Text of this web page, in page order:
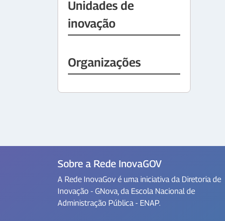
Unidades de
inovação
Organizações
Sobre a Rede InovaGOV
A Rede InovaGov é uma iniciativa da Diretoria de
Inovação - GNova, da Escola Nacional de
Administração Pública - ENAP.